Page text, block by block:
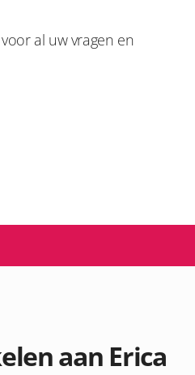
al uw vragen en
aan Erica